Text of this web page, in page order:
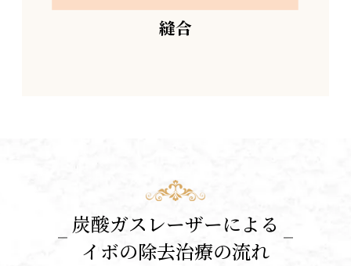
縫合
炭酸ガスレーザーによる
イボの除去治療の流れ